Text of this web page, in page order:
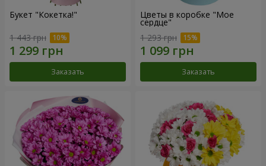
Букет "Кокетка!"
1 443 грн
Заказать
Цветы в коробке "Мое
сердце"
1 293 грн
Заказать